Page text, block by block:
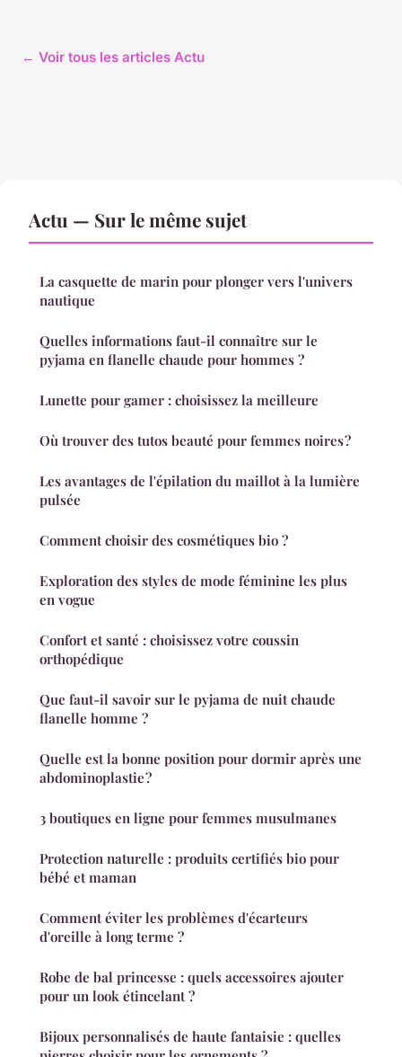
← Voir tous les articles Actu
Actu — Sur le même sujet
La casquette de marin pour plonger vers l'univers
nautique
Quelles informations faut-il connaître sur le
pyjama en flanelle chaude pour hommes ?
Lunette pour gamer : choisissez la meilleure
Où trouver des tutos beauté pour femmes noires ?
Les avantages de l'épilation du maillot à la lumière
pulsée
Comment choisir des cosmétiques bio ?
Exploration des styles de mode féminine les plus
en vogue
Confort et santé : choisissez votre coussin
orthopédique
Que faut-il savoir sur le pyjama de nuit chaude
flanelle homme ?
Quelle est la bonne position pour dormir après une
abdominoplastie ?
3 boutiques en ligne pour femmes musulmanes
Protection naturelle : produits certifiés bio pour
bébé et maman
Comment éviter les problèmes d'écarteurs
d'oreille à long terme ?
Robe de bal princesse : quels accessoires ajouter
pour un look étincelant ?
Bijoux personnalisés de haute fantaisie : quelles